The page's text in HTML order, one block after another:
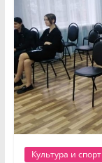
Культура и спорт